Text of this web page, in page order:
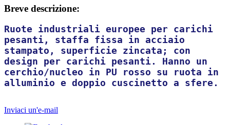
Breve descrizione:
Ruote industriali europee per carichi
pesanti, staffa fissa in acciaio
stampato, superficie zincata; con
design per carichi pesanti. Hanno un
cerchio/nucleo in PU rosso su ruota in
alluminio e doppio cuscinetto a sfere.
Inviaci un'e-mail